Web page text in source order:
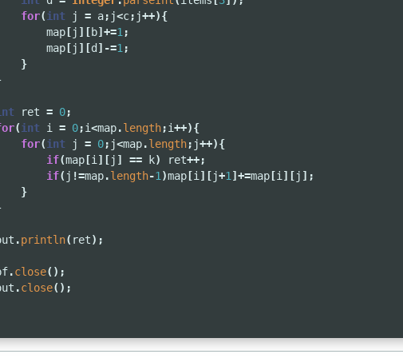
for(int j = a; j<c; j++){
map[j ][b]+=1 ;
map[j ][d ]-=1 ;
}
ret = 0;
(int i = 0;i<map.length;i++){
for(int j = 0; j<map.length; j++){
if(map[i ][j ] == k) ret++;
if( j !=map.length-1 )map[i ][j+1 ]+=map[i ][j ];
}
.println( ret);
.close();
.close();